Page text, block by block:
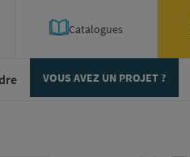
Catalogues
VOUS AVEZ UN PROJET ?